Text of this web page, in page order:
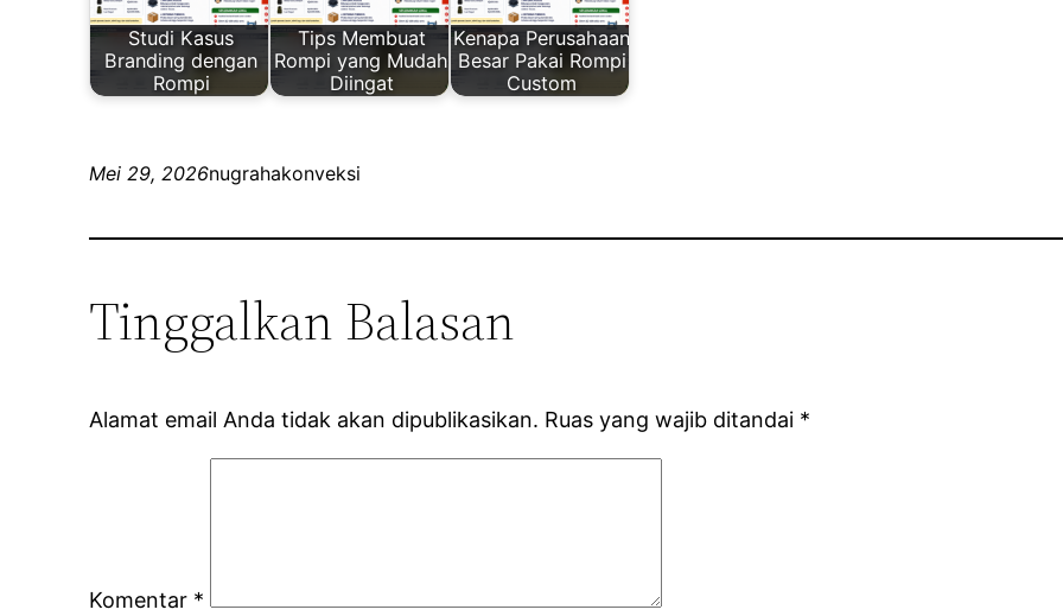
Studi Kasus
Branding dengan
Rompi
Tips Membuat
Rompi yang Mudah
Diingat
Kenapa Perusahaan
Besar Pakai Rompi
Custom
Mei 29, 2026nugrahakonveksi
Tinggalkan Balasan
Alamat email Anda tidak akan dipublikasikan. Ruas yang wajib ditandai *
Komentar *